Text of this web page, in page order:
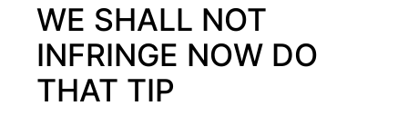
WE SHALL NOT
INFRINGE NOW DO
THAT TIP